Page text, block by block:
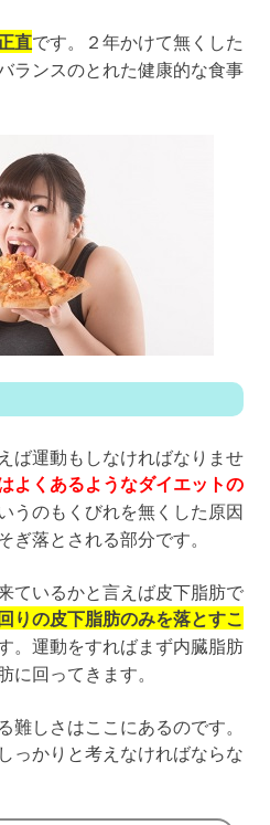
直です。２年かけて無くした
ランスのとれた健康的な食事
ば運動もしなければなりませ
よくあるようなダイエットの
うのもくびれを無くした原因
ぎ落とされる部分です。
ているかと言えば皮下脂肪で
りの皮下脂肪のみを落とすこ
。運動をすればまず内臓脂肪
に回ってきます。
難しさはここにあるのです。
っかりと考えなければならな